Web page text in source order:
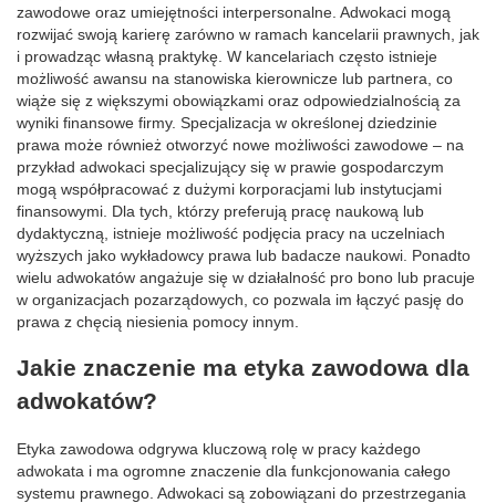
zawodowe oraz umiejętności interpersonalne. Adwokaci mogą
rozwijać swoją karierę zarówno w ramach kancelarii prawnych, jak
i prowadząc własną praktykę. W kancelariach często istnieje
możliwość awansu na stanowiska kierownicze lub partnera, co
wiąże się z większymi obowiązkami oraz odpowiedzialnością za
wyniki finansowe firmy. Specjalizacja w określonej dziedzinie
prawa może również otworzyć nowe możliwości zawodowe – na
przykład adwokaci specjalizujący się w prawie gospodarczym
mogą współpracować z dużymi korporacjami lub instytucjami
finansowymi. Dla tych, którzy preferują pracę naukową lub
dydaktyczną, istnieje możliwość podjęcia pracy na uczelniach
wyższych jako wykładowcy prawa lub badacze naukowi. Ponadto
wielu adwokatów angażuje się w działalność pro bono lub pracuje
w organizacjach pozarządowych, co pozwala im łączyć pasję do
prawa z chęcią niesienia pomocy innym.
Jakie znaczenie ma etyka zawodowa dla
adwokatów?
Etyka zawodowa odgrywa kluczową rolę w pracy każdego
adwokata i ma ogromne znaczenie dla funkcjonowania całego
systemu prawnego. Adwokaci są zobowiązani do przestrzegania